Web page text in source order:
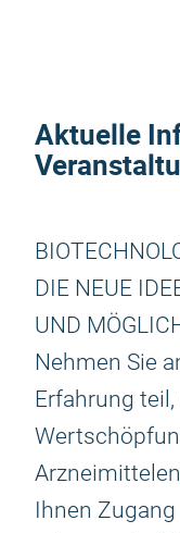
Aktuelle
DIE NEUE
UND
Nehmen Sie
Erfahrung
Ihnen